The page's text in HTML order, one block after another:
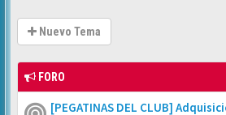
Nuevo Tema
FORO
[PEGATINAS DEL CLUB]